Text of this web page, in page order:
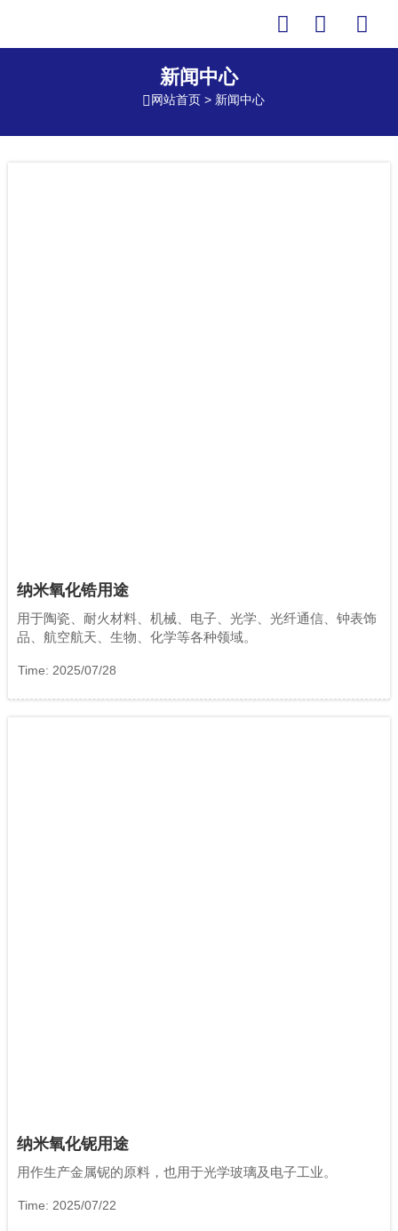
  
新闻中心
网站首页 > 新闻中心
纳米氧化锆用途
用于陶瓷、耐火材料、机械、电子、光学、光纤通信、钟表饰
品、航空航天、生物、化学等各种领域。
Time: 2025/07/28
纳米氧化铌用途
用作生产金属铌的原料，也用于光学玻璃及电子工业。
Time: 2025/07/22